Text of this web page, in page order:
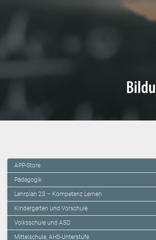
APP-Store
Pädagogik
Lehrplan 23 – Kompetenz Lernen
Kindergarten und Vorschule
Volksschule und ASO
Mittelschule, AHS-Unterstufe